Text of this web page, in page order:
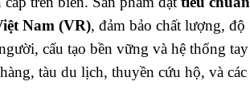
Nam (VR), đảm bảo chất lượng, độ
cấu tạo bền vững và hệ thống tay
tàu du lịch, thuyền cứu hộ, và các